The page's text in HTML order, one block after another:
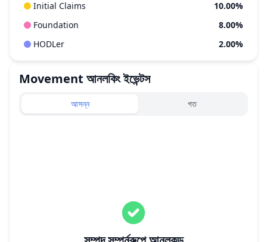
Initial Claims
10.00%
Foundation
8.00%
HODLer
2.00%
Movement আনলকিং ইভেন্টস
আসন্ন গত